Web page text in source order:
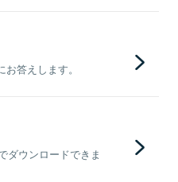
答えします。
ダウンロードできま